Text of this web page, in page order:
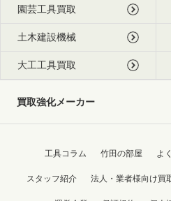
園芸工具買取
土木建設機械
大工工具買取
買取強化メーカー
工具コラム 竹田の部屋 よ
スタッフ紹介 法人・業者様向け買